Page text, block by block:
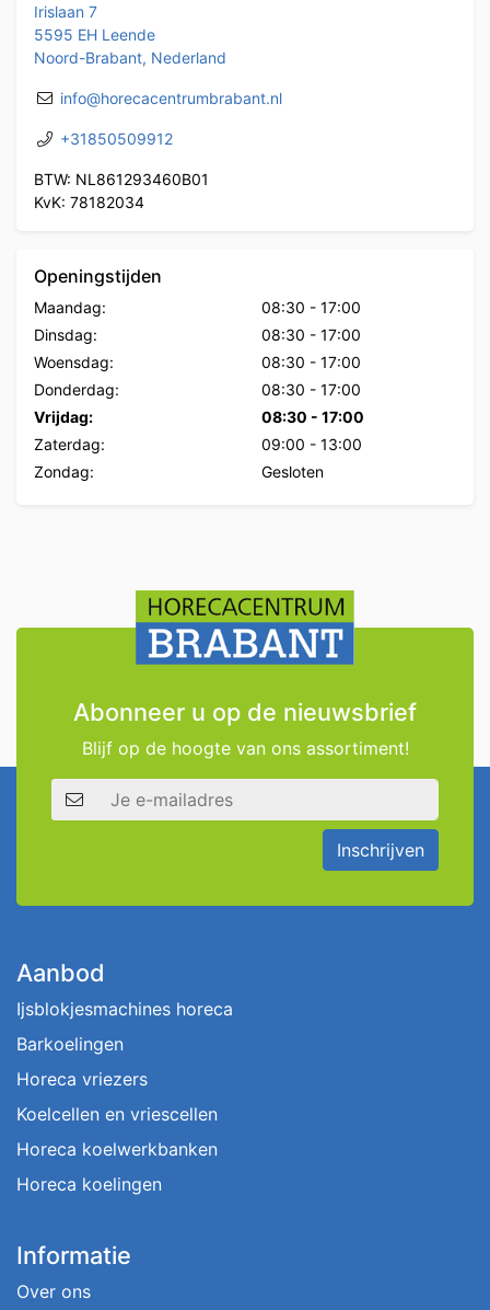
Irislaan 7
5595 EH Leende
Noord-Brabant, Nederland
info@horecacentrumbrabant.nl
+31850509912
BTW: NL861293460B01
KvK: 78182034
Openingstijden
Maandag: 08:30 - 17:00
Dinsdag:
08:30 - 17:00
Woensdag:
08:30 - 17:00
Donderdag:
08:30 - 17:00
Vrijdag:
08:30 - 17:00
Zaterdag:
09:00 - 13:00
Zondag:
Gesloten
Abonneer u op de nieuwsbrief
Blijf op de hoogte van ons assortiment!
E-mailadres
Inschrijven
Aanbod
Ijsblokjesmachines horeca
Barkoelingen
Horeca vriezers
Koelcellen en vriescellen
Horeca koelwerkbanken
Horeca koelingen
Informatie
Over ons